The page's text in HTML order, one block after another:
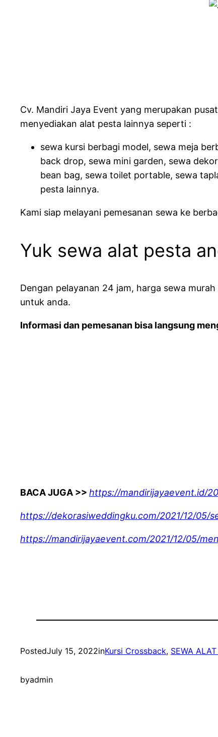
Cv. Mandiri Jaya Event yang merupakan
menyediakan alat pesta lainnya seperti :
sewa kursi berbagi model, sewa meja
back drop, sewa mini garden, sewa
bean bag, sewa toilet portable, sewa
pesta lainnya.
Kami siap melayani pemesanan sewa ke
Yuk sewa alat pesta
Dengan pelayanan 24 jam, harga sewa
untuk anda.
Informasi dan pemesanan bisa langsung
BACA JUGA >> https://mandirijayaevent.id/
https://dekorasiweddingku.com/2021/12/
https://mandirijayaevent.com/2021/12/05/
PostedJuly 15, 2022inKursi Crossback, SEWA
byadmin